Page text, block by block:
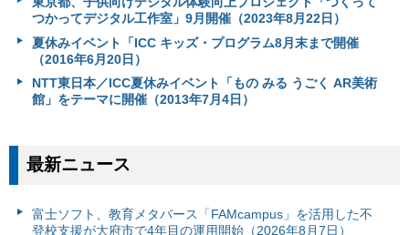
つかってデジタル工作室」9月開催（2023年8月22日）
夏休みイベント「ICC キッズ・プログラム8月末まで開催
（2016年6月20日）
NTT東日本／ICC夏休みイベント「もの みる うごく AR美術
館」をテーマに開催（2013年7月4日）
最新ニュース
富⼠ソフト、教育メタバース「FAMcampus」を活用した不
登校支援が大府市で4年目の運用開始（2026年8月7日）